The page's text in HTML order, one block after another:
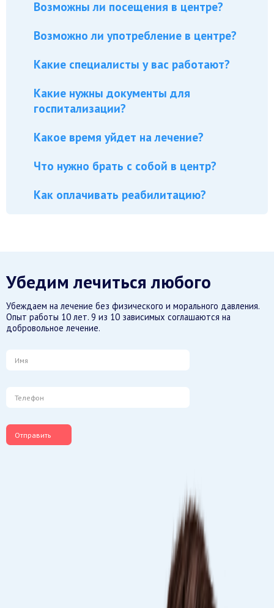
Возможны ли посещения в центре?
Возможно ли употребление в центре?
Какие специалисты у вас работают?
Какие нужны документы для
госпитализации?
Какое время уйдет на лечение?
Что нужно брать с собой в центр?
Как оплачивать реабилитацию?
Убедим лечиться любого
Убеждаем на лечение без физического и морального давления.
Опыт работы 10 лет. 9 из 10 зависимых соглашаются на
добровольное лечение.
Отправить